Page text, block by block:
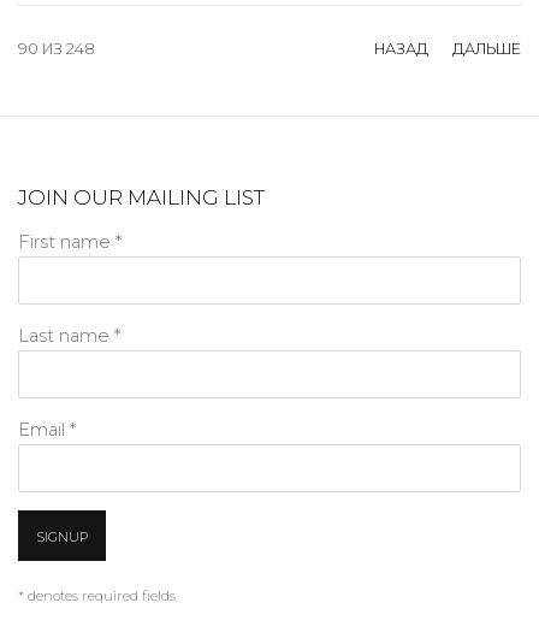
НАЗАД ДАЛЬШЕ
90 ИЗ 248
JOIN OUR MAILING LIST
First name *
Last name *
Email *
SIGNUP
* denotes required fields